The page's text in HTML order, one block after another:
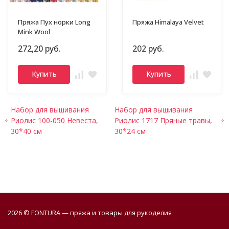
Пряжа Пух норки Long
Mink Wool
272,20 руб.
Купить
Пряжа Himalaya Velvet
202 руб.
Купить
Набор для вышивания
Риолис 100-050 Невеста,
30*40 см
Набор для вышивания
Риолис 1717 Пряные травы,
30*24 см
2026 © FONTURA — пряжа и товары для рукоделия